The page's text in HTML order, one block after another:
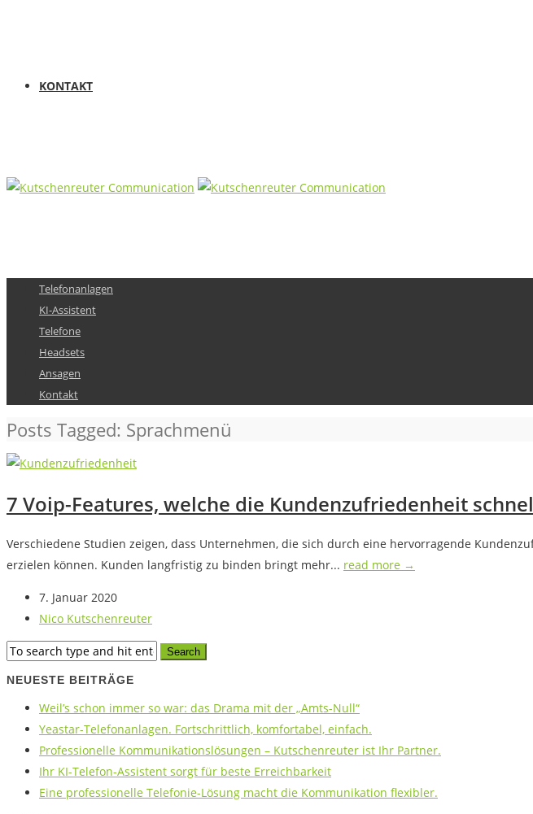
KONTAKT
Telefonanlagen
KI-Assistent
Telefone
Headsets
Ansagen
Kontakt
Posts Tagged: Sprachmenü
7 Voip-Features, welche die Kundenzufriedenheit
Verschiedene Studien zeigen, dass Unternehmen, die sich durch eine hervorragende
erzielen können. Kunden langfristig zu binden bringt mehr... read more →
7. Januar 2020
Nico Kutschenreuter
NEUESTE BEITRÄGE
Weil’s schon immer so war: das Drama mit der „Amts-Null“
Yeastar-Telefonanlagen. Fortschrittlich, komfortabel, einfach.
Professionelle Kommunikationslösungen – Kutschenreuter ist Ihr Partner.
Ihr KI-Telefon-Assistent sorgt für beste Erreichbarkeit
Eine professionelle Telefonie-Lösung macht die Kommunikation flexibler.